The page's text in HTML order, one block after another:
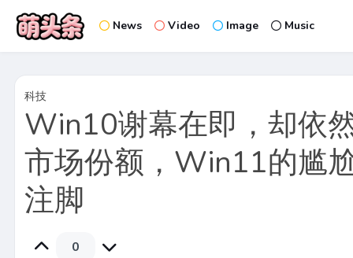
News Video Image Music
科技
Win10谢幕在即，却依
市场份额，Win11的尴
注脚
0